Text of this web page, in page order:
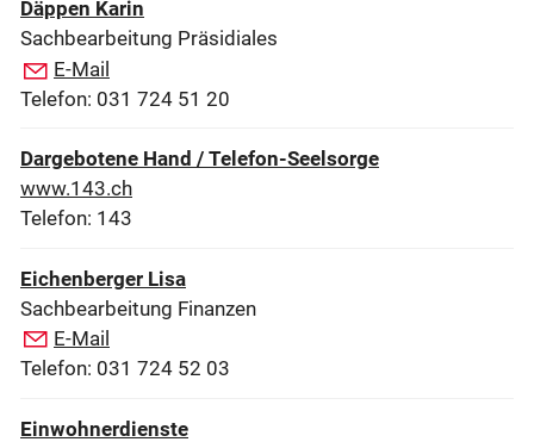
Däppen Karin
Sachbearbeitung Präsidiales
E-Mail
Telefon: 031 724 51 20
Dargebotene Hand / Telefon-Seelsorge
www.143.ch
Telefon: 143
Eichenberger Lisa
Sachbearbeitung Finanzen
E-Mail
Telefon: 031 724 52 03
Einwohnerdienste